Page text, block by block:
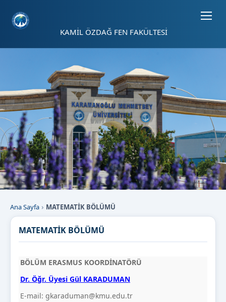
KAMİL ÖZDAĞ FEN FAKÜLTESİ
Ana Sayfa MATEMATİK BÖLÜMÜ
MATEMATİK BÖLÜMÜ
BÖLÜM ERASMUS KOORDİNATÖRÜ
Dr. Öğr. Üyesi Gül KARADUMAN
E-mail: gkaraduman@kmu.edu.tr